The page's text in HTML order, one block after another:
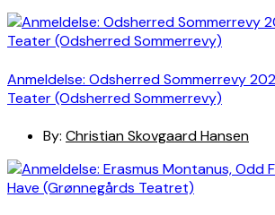
Anmeldelse: Odsherred Sommerrevy
Teater (Odsherred Sommerrevy)
By: Christian Skovgaard Hansen